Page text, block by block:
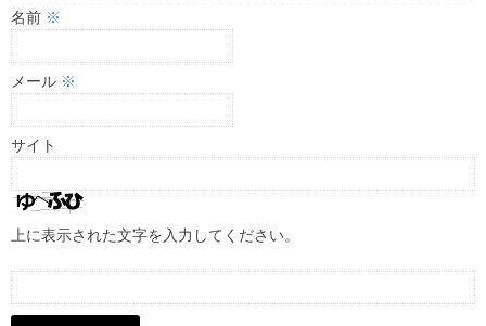
名前 ※
メール ※
サイト
上に表示された文字を入力してください。